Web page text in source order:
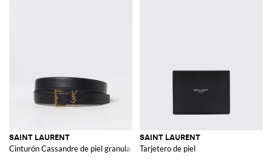
SAINT LAURENT
Cinturón Cassandre de piel granulada
SAINT LAURENT
Tarjetero de piel